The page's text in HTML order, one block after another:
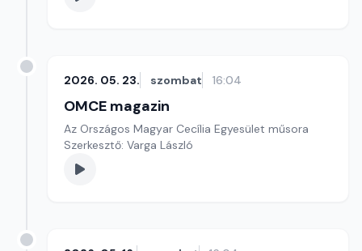
2026. 05. 23. szombat 16:04
OMCE magazin
Az Országos Magyar Cecília Egyesület műsora
Szerkesztő: Varga László